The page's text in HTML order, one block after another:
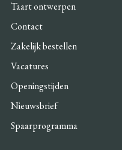
Taart ontwerpen
Contact
Zakelijk bestellen
Vacatures
Openingstijden
Nieuwsbrief
Spaarprogramma